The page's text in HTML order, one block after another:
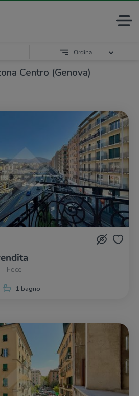
Centro (Genova)
Ordina
- Foce
1 bagno